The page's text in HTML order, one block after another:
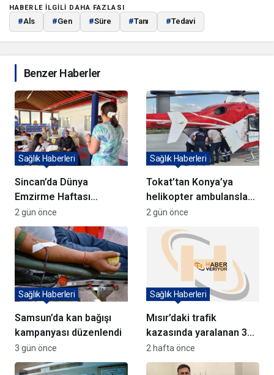
HABERLE ILGILI DAHA FAZLASI
#Als #Gen #Süre #Tanı #Tedavi
Benzer Haberler
Sincan’da Dünya
Emzirme Haftası
Semineri Düzenlendi
Sağlık Haberleri
2 gün önce
Tokat’tan Konya’ya
helikopter ambulansla
hasta sevk edildi
Sağlık Haberleri
2 gün önce
Samsun’da kan bağışı
kampanyası düzenlendi
Sağlık Haberleri
3 gün önce
Mısır’daki trafik
kazasında yaralanan 3
Türk Türkiye’ye getirildi
Sağlık Haberleri
2 hafta önce